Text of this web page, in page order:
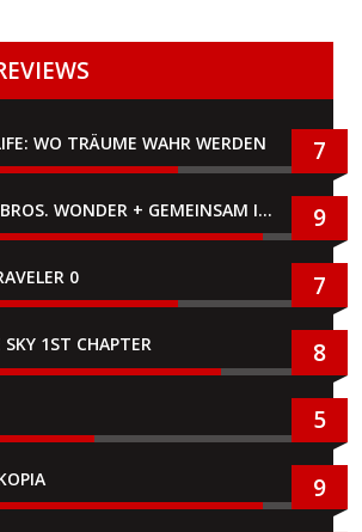
WO TRÄUME WAHR WERDEN 7
SUPER MARIO BROS. WONDER + GEMEINSAM IM BELLABEL-PARK 9
0 7
1ST CHAPTER 8
5
9